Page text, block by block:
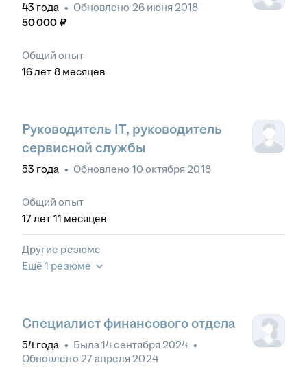
43 года • Обновлено 26 июня 2018
50 000 ₽
Общий опыт
16лет 8 месяцев
Руководитель IT, руководитель
сервисной службы
53 года • Обновлено 10 октября 2018
Общий опыт
17лет 11 месяцев
Другие резюме
Ещё 1 резюме
Специалист финансового отдела
54 года • Была14 сентября 2024 •
Обновлено 27 апреля 2024